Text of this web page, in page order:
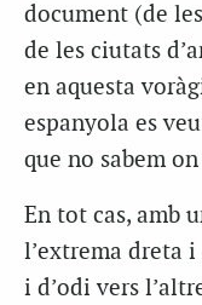
document (de
de les ciutats
en aquesta
espanyola es
que no sabem
En tot cas, amb
l’extrema dreta
i d’odi vers